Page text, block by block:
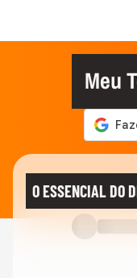
Meu
O ESSENCIAL DO